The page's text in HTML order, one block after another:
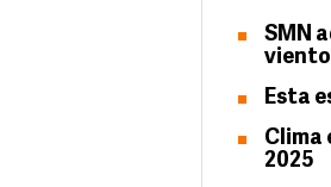
SMN
Esta
Clima
2025